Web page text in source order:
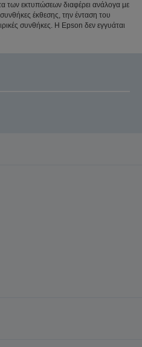
των εκτυπώσεων διαφέρει ανάλογα με
έκθεσης, την ένταση του
συνθήκες. Η Epson δεν εγγυάται